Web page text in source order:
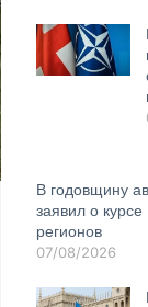
В годовщину
заявил о
регионов
07/08/2026